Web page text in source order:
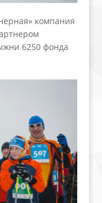
компания
6250 фонда